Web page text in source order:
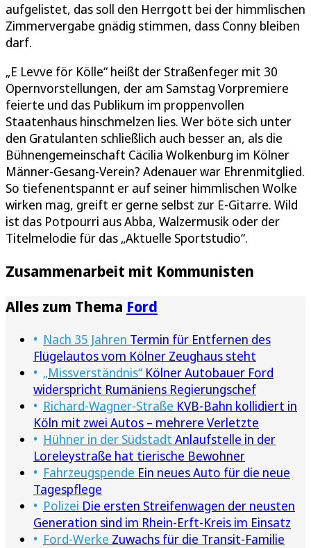
aufgelistet, das soll den Herrgott bei der himmlischen
Zimmervergabe gnädig stimmen, dass Conny bleiben
darf.
„E Levve för Kölle“ heißt der Straßenfeger mit 30
Opernvorstellungen, der am Samstag Vorpremiere
feierte und das Publikum im proppenvollen
Staatenhaus hinschmelzen lies. Wer böte sich unter
den Gratulanten schließlich auch besser an, als die
Bühnengemeinschaft Cäcilia Wolkenburg im Kölner
Männer-Gesang-Verein? Adenauer war Ehrenmitglied.
So tiefenentspannt er auf seiner himmlischen Wolke
wirken mag, greift er gerne selbst zur E-Gitarre. Wild
ist das Potpourri aus Abba, Walzermusik oder der
Titelmelodie für das „Aktuelle Sportstudio“.
Zusammenarbeit mit Kommunisten
Alles zum Thema Ford
Nach 35 Jahren Termin für Entfernen des
Flügelautos vom Kölner Zeughaus steht
„Missverständnis“ Kölner Autobauer Ford
widerspricht Rumäniens Regierungschef
Richard-Wagner-Straße KVB-Bahn kollidiert in
Köln mit zwei Autos – mehrere Verletzte
Hühner in der Südstadt Anlaufstelle in der
Loreleystraße hat tierische Bewohner
Fahrzeugspende Ein neues Auto für die neue
Tagespflege
Polizei Die ersten Streifenwagen der neusten
Generation sind im Rhein-Erft-Kreis im Einsatz
Ford-Werke Zuwachs für die Transit-Familie